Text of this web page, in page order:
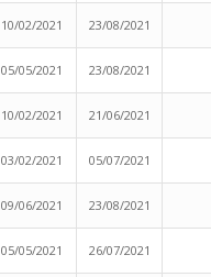
10/02/2021 23/08/2021
05/05/2021 23/08/2021
10/02/2021 21/06/2021
03/02/2021 05/07/2021
09/06/2021 23/08/2021
05/05/2021 26/07/2021